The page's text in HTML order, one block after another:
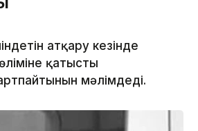
атқару кезінде
қатысты
мәлімдеді.